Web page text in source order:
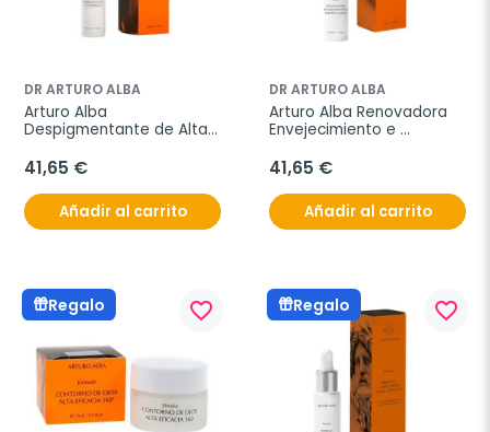
DR ARTURO ALBA
Arturo Alba
Despigmentante de Alta
41,65 €
Añadir al carrito
DR ARTURO ALBA
Arturo Alba Renovadora
Envejecimiento e
41,65 €
Añadir al carrito
Regalo favorite_border Regalo favorite_border